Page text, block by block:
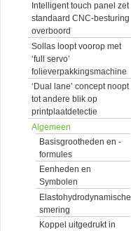
Intelligent touch panel zet
standaard CNC-besturing
overboord
Sollas loopt voorop met
‘full servo’
folieverpakkingsmachine
‘Dual lane’ concept noopt
tot andere blik op
printplaatdetectie
Algemeen
Basisgrootheden en -
formules
Eenheden en
Symbolen
Elastohydrodynamische
smering
Koppel uitgedrukt in